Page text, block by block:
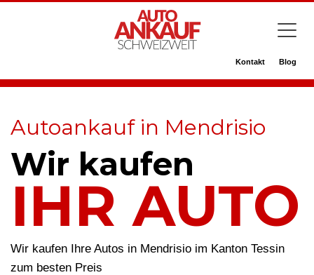
Kontakt Blog
Autoankauf in Mendrisio
Wir kaufen
IHR AUTO
Wir kaufen Ihre Autos in Mendrisio im Kanton Tessin
zum besten Preis